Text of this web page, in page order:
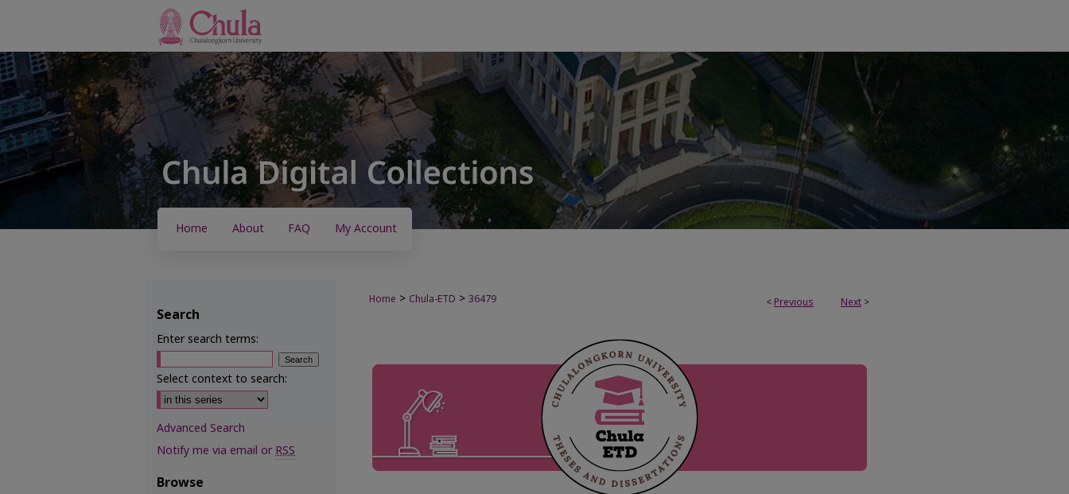
Home About FAQ My Account
< Previous Next >
Home > Chula-ETD > 36479
Search
Enter search terms:
Select context to search:
Advanced Search
Notify me via email or RSS
Browse